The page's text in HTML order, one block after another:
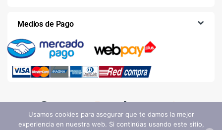
Medios de Pago
Usamos cookies para asegurar que te damos la mejor
experiencia en nuestra web. Si continúas usando este sitio,